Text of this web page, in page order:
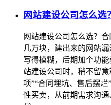
网站建设公司怎么选？
网站建设公司怎么选？
几万块，建出来的网站
写得模糊，后期加个功
站建设公司时，稍不留
项”“合同埋坑、售后摆
性买卖，从前期需求沟